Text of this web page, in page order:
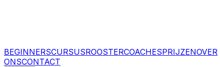
BEGINNERSCURSUSROOSTERCOACHESPRIJZENOVER
ONSCONTACT